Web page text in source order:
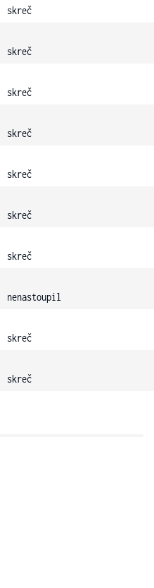
skreč
skreč
skreč
skreč
skreč
skreč
skreč
nenastoupil
skreč
skreč